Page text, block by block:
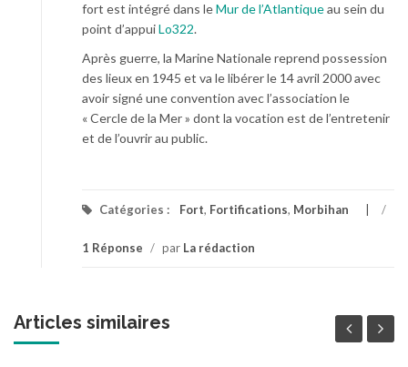
fort est intégré dans leMur de l’Atlantiqueau sein du
point d’appuiLo322.
Après guerre, la Marine Nationale reprend possession
des lieux en 1945 et va le libérer le 14 avril 2000 avec
avoir signé une convention avec l’association le
« Cercle de la Mer » dont la vocation est de l’entretenir
et de l’ouvrir au public.
Catégories : Fort, Fortifications, Morbihan /
1 Réponse / par La rédaction
Articles similaires